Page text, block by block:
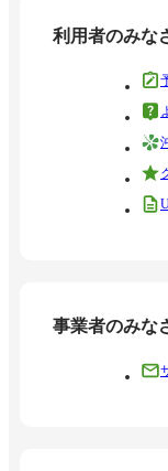
利用者のみな
事業者のみな